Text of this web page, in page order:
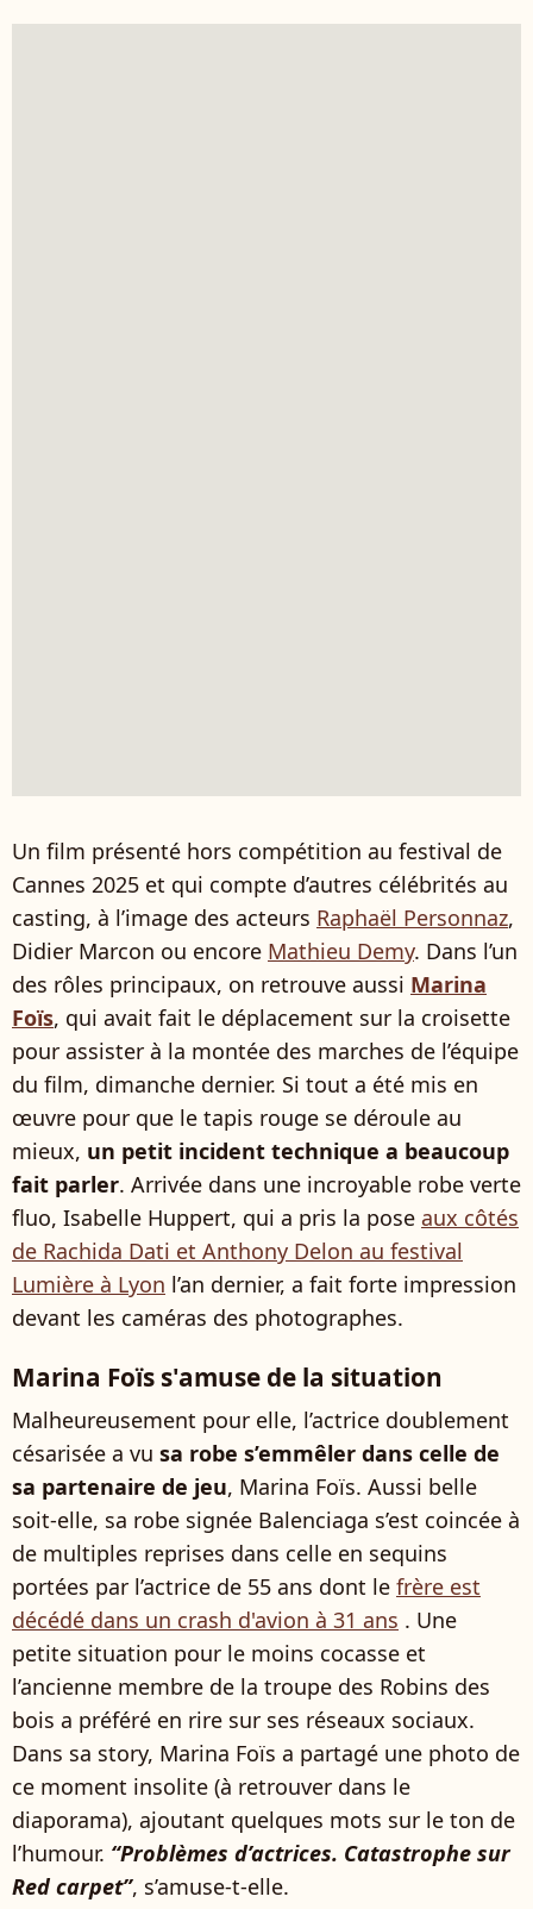
Un film présenté hors compétition au festival de
Cannes 2025 et qui compte d’autres célébrités au
casting, à l’image des acteurs Raphaël Personnaz,
Didier Marcon ou encore Mathieu Demy. Dans l’un
des rôles principaux, on retrouve aussi Marina
Foïs, qui avait fait le déplacement sur la croisette
pour assister à la montée des marches de l’équipe
du film, dimanche dernier. Si tout a été mis en
œuvre pour que le tapis rouge se déroule au
mieux, un petit incident technique a beaucoup
fait parler. Arrivée dans une incroyable robe verte
fluo, Isabelle Huppert, qui a pris la pose aux côtés
de Rachida Dati et Anthony Delon au festival
Lumière à Lyon l’an dernier, a fait forte impression
devant les caméras des photographes.
Marina Foïs s'amuse de la situation
Malheureusement pour elle, l’actrice doublement
césarisée a vu sa robe s’emmêler dans celle de
sa partenaire de jeu, Marina Foïs. Aussi belle
soit-elle, sa robe signée Balenciaga s’est coincée à
de multiples reprises dans celle en sequins
portées par l’actrice de 55 ans dont le frère est
décédé dans un crash d'avion à 31 ans . Une
petite situation pour le moins cocasse et
l’ancienne membre de la troupe des Robins des
bois a préféré en rire sur ses réseaux sociaux.
Dans sa story, Marina Foïs a partagé une photo de
ce moment insolite (à retrouver dans le
diaporama), ajoutant quelques mots sur le ton de
l’humour. “Problèmes d’actrices. Catastrophe sur
Red carpet”, s’amuse-t-elle.